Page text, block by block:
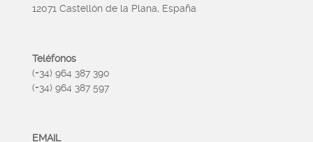
12071 Castellón de la Plana, España
Teléfonos
(+34) 964 387 390
(+34) 964 387 597
EMAIL